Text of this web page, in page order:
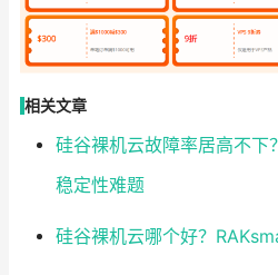
相关文章
硅谷裸机云故障率居高不
稳定性难题
硅谷裸机云哪个好？